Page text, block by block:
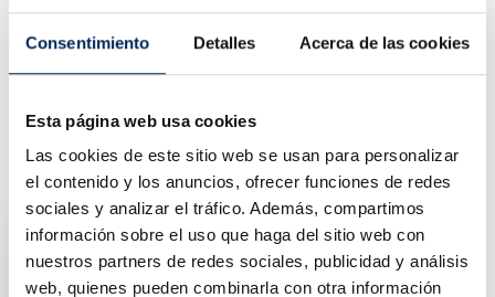
Consentimiento Detalles Acerca de las cookies
Esta página web usa cookies
Las cookies de este sitio web se usan para personalizar
el contenido y los anuncios, ofrecer funciones de redes
sociales y analizar el tráfico. Además, compartimos
información sobre el uso que haga del sitio web con
nuestros partners de redes sociales, publicidad y análisis
web, quienes pueden combinarla con otra información
ELEVADOR DE ESTACIONAMENTO
Relevância 